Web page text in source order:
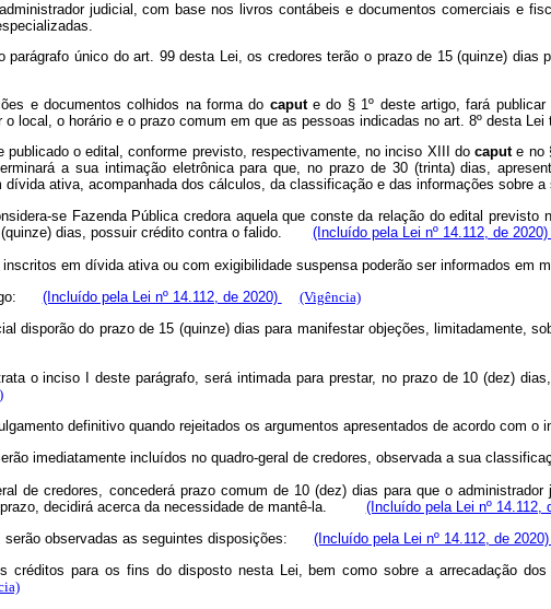
judicial, com base nos livros contábeis e documentos comerciais e
único do art. 99 desta Lei, os credores terão o prazo de 15 (quinze)
e documentos colhidos na forma do capute do § 1º deste artigo, fará
local, o horário e o prazo comum em que as pessoas indicadas no art. 8º desta
publicado o edital, conforme previsto, respectivamente, no inciso XIII docapute no
a sua intimação eletrônica para que, no prazo de 30 (trinta) dias,
ativa, acompanhada dos cálculos, da classificação e das informações sobre
se Fazenda Pública credora aquela que conste da relação do edital
(quinze) dias, possuir crédito contra o falido. (Incluído pela Lei nº 14.112, de 2020)
em dívida ativa ou com exigibilidade suspensa poderão ser informados
(Incluído pela Lei nº 14.112, de 2020)
(Vigência)
disporão do prazo de 15 (quinze) dias para manifestar objeções,
o inciso I deste parágrafo, será intimada para prestar, no prazo de 10 (dez)
definitivo quando rejeitados os argumentos apresentados de acordo com
imediatamente incluídos no quadro-geral de credores, observada a sua
de credores, concederá prazo comum de 10 (dez) dias para que o
prazo, decidirá acerca da necessidade de mantê-la. (Incluído pela Lei nº 14.112,
serão observadas as seguintes disposições: (Incluído pela Lei nº 14.112, de 2020)
créditos para os fins do disposto nesta Lei, bem como sobre a arrecadação